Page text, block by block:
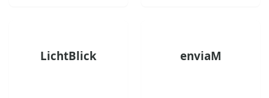
LichtBlick enviaM